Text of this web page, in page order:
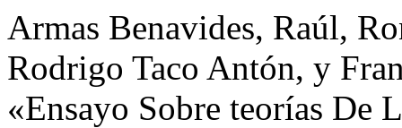
Armas Benavides, Raúl,
Rodrigo Taco Antón, y
«Ensayo Sobre teorías De